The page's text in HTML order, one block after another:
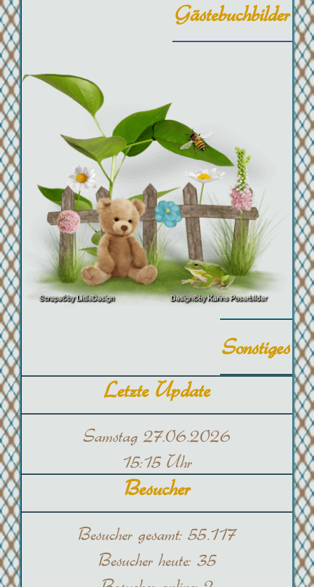
Gästebuchbilder
Sonstiges
Letzte Update
Samstag 27.06.2026
15:15 Uhr
Besucher
Besucher gesamt:55.117
Besucher heute:35